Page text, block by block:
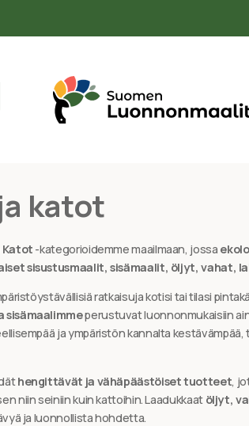
katot
Katot -kategorioidemme maailmaan, jossa
sisustusmaalit, sisämaalit, öljyt, vahat,
ratkaisuja kotisi tai tilasi
sisämaalimmeperustuvat luonnonmukaisiin
ja ympäristön kannalta kestävämpää,
hengittävät ja vähäpäästöiset tuotteet,
niin seiniin kuin kattoihin. Laadukkaat öljyt,
ja luonnollista hohdetta.